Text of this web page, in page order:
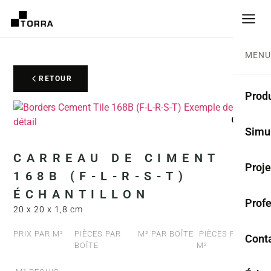
MENU
RETOUR
CARREAU DE CIMENT
168B (F-L-R-S-T)
ÉCHANTILLON
20 x 20 x 1,8 cm
PRIX PAR M²
PIÈCES PAR
BOÎTE
M² PAR BOÎTE
PIÈCES PAR
M²